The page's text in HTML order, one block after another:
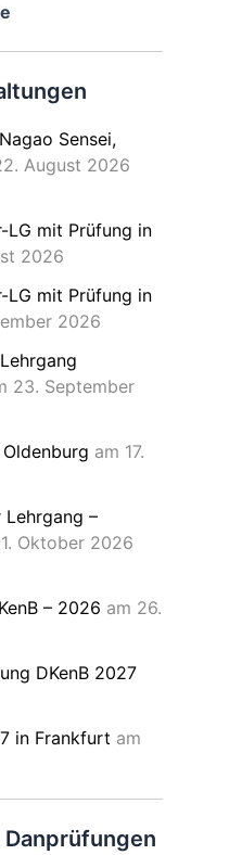
Sensei,
August 2026
LG mit Prüfung in
2026
LG mit Prüfung in
2026
23. September
am 17.
–
Oktober 2026
– 2026 am 26.
DKenB 2027
in Frankfurt am